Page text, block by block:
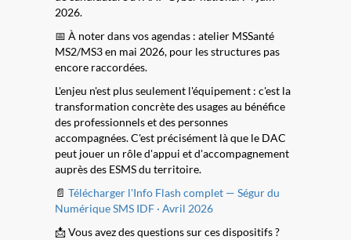
2026.
📅 À noter dans vos agendas : atelier MSSanté
MS2/MS3 en mai 2026, pour les structures pas
encore raccordées.
L'enjeu n'est plus seulement l'équipement : c'est la
transformation concrète des usages au bénéfice
des professionnels et des personnes
accompagnées. C'est précisément là que le DAC
peut jouer un rôle d'appui et d'accompagnement
auprès des ESMS du territoire.
📄 Télécharger l'Info Flash complet — Ségur du
Numérique SMS IDF · Avril 2026
📩 Vous avez des questions sur ces dispositifs ?